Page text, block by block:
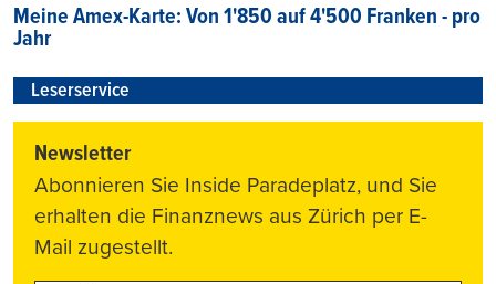
Meine Amex-Karte: Von 1'850 auf 4'500 Franken - pro
Jahr
Leserservice
Newsletter
Abonnieren Sie Inside Paradeplatz, und Sie
erhalten die Finanznews aus Zürich per E-
Mail zugestellt.